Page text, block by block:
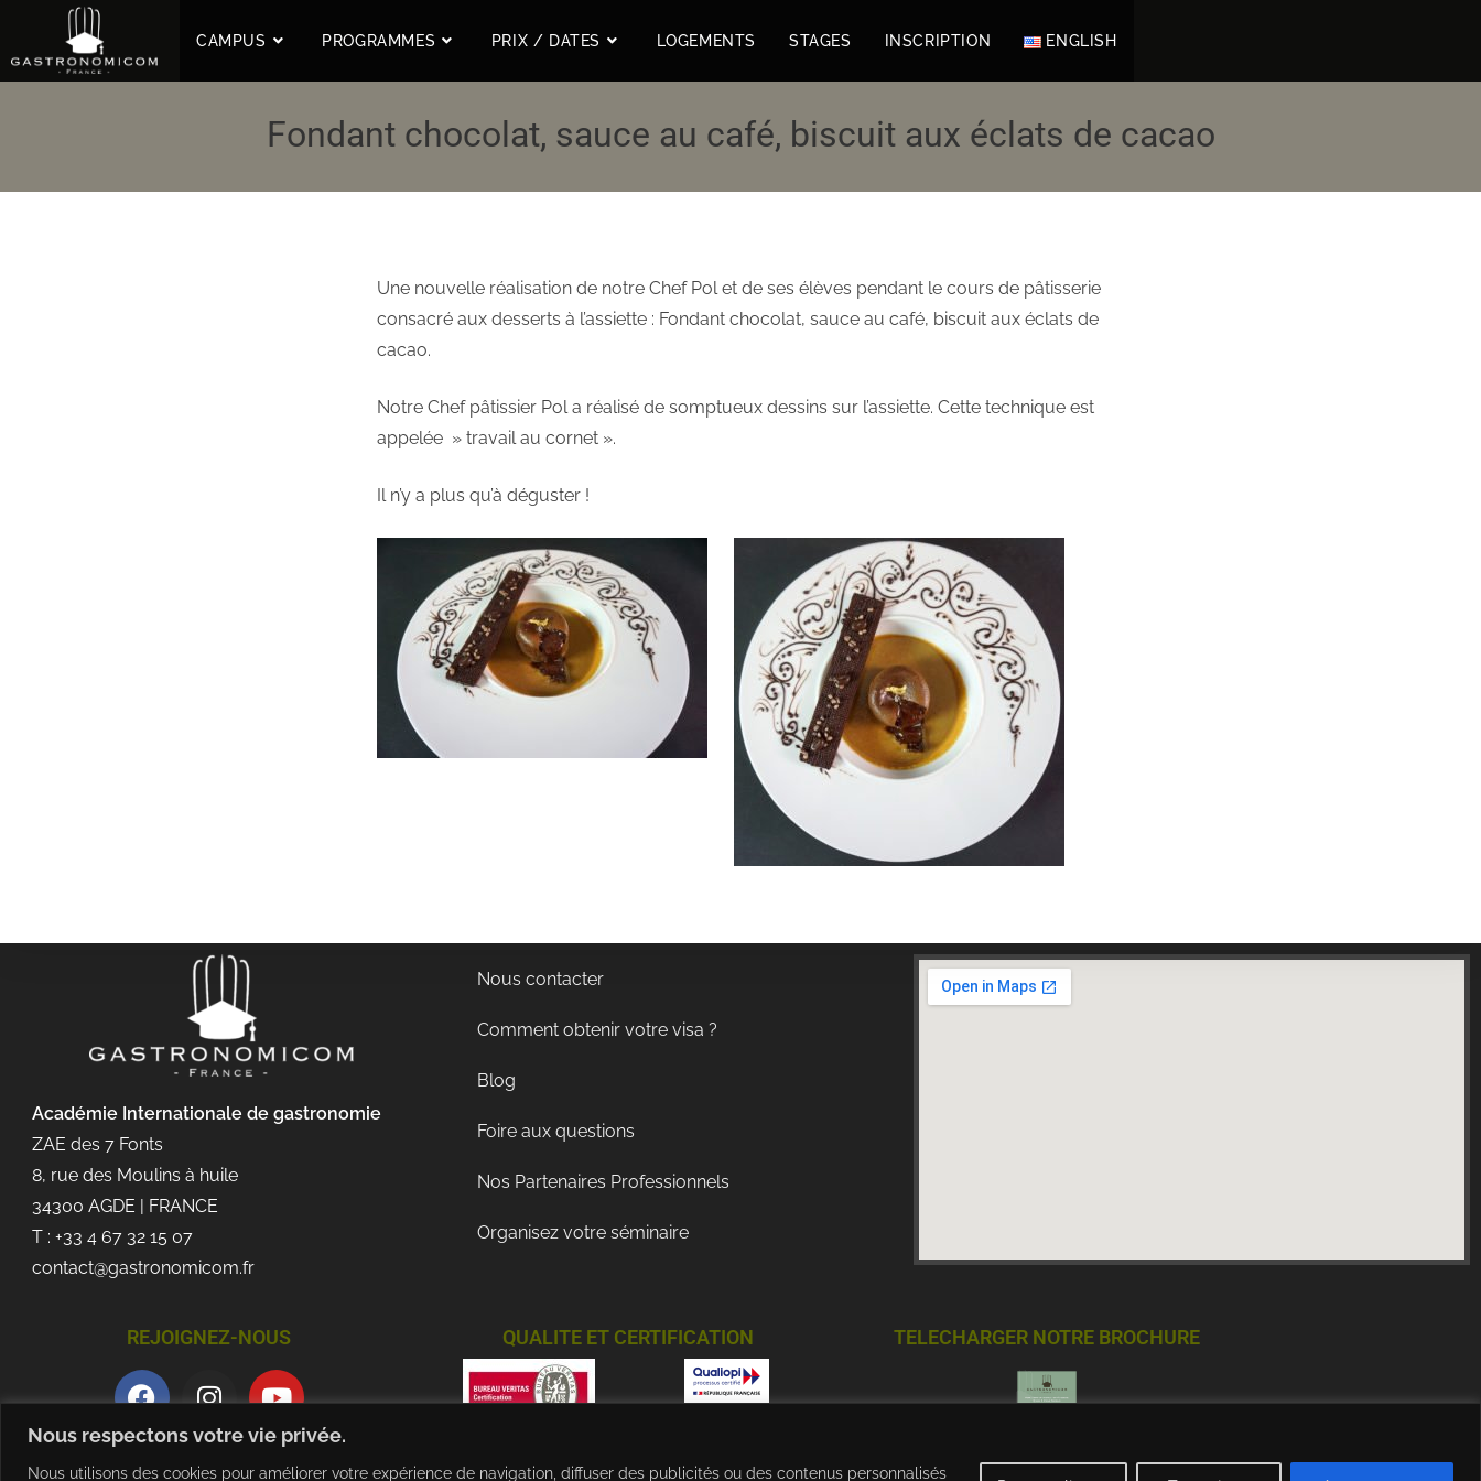
Nous respectons votre vie privée.
Nous utilisons des cookies pour améliorer votre expérience de navigation, diffuser des publicités ou des contenus personnalisés
CAMPUS PROGRAMMES PRIX / DATES LOGEMENTS STAGES INSCRIPTION ENGLISH
Fondant chocolat, sauce au café, biscuit aux éclats de cacao
Une nouvelle réalisation de notre Chef Pol et de ses élèves pendant le cours de pâtisserie
consacré aux desserts à l’assiette : Fondant chocolat, sauce au café, biscuit aux éclats de
cacao.
Notre Chef pâtissier Pol a réalisé de somptueux dessins sur l’assiette. Cette technique est
appelée » travail au cornet ».
Il n’y a plus qu’à déguster !
Académie Internationale de gastronomie
ZAE des 7 Fonts
8, rue des Moulins à huile
34300 AGDE | FRANCE
T : +33 4 67 32 15 07
contact@gastronomicom.fr
Nous contacter
Comment obtenir votre visa ?
Blog
Foire aux questions
Nos Partenaires Professionnels
Organisez votre séminaire
REJOIGNEZ-NOUS QUALITE ET CERTIFICATION TELECHARGER NOTRE BROCHURE